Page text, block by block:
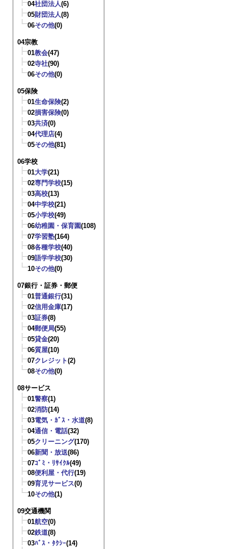
04社団法人(6)
05財団法人(8)
06その他(0)
04宗教
01教会(47)
02寺社(90)
06その他(0)
05保険
01生命保険(2)
02損害保険(0)
03共済(0)
04代理店(4)
05その他(81)
06学校
01大学(21)
02専門学校(15)
03高校(13)
04中学校(21)
05小学校(49)
06幼稚園・保育園(108)
07学習塾(164)
08各種学校(40)
09語学学校(30)
10その他(0)
07銀行・証券・郵便
01普通銀行(31)
02信用金庫(17)
03証券(8)
04郵便局(55)
05貸金(20)
06質屋(10)
07クレジット(2)
08その他(0)
08サービス
01警察(1)
02消防(14)
03電気・ｶﾞｽ・水道(8)
04通信・電話(32)
05クリーニング(170)
06新聞・放送(86)
07ｺﾞﾐ・ﾘｻｲｸﾙ(49)
08便利屋・代行(19)
09育児サービス(0)
10その他(1)
09交通機関
01航空(0)
02鉄道(8)
03ﾊﾞｽ・ﾀｸｼｰ(14)